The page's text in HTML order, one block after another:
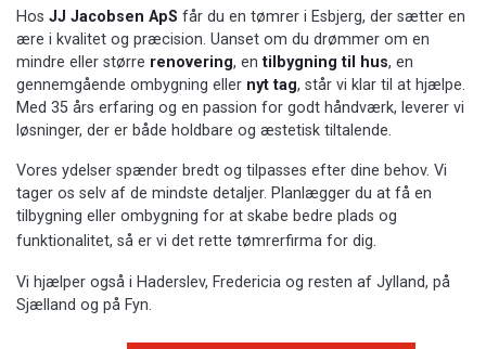
Hos JJ Jacobsen ApS får du en tømrer i Esbjerg, der sætter en
ære i kvalitet og præcision. Uanset om du drømmer om en
mindre eller større renovering, entilbygning til hus, en
gennemgående ombygning eller nyt tag, står vi klar til at hjælpe.
Med 35 års erfaring og en passion for godt håndværk, leverer vi
løsninger, der er både holdbare og æstetisk tiltalende.
Vores ydelser spænder bredt og tilpasses efter dine behov. Vi
tager os selv af de mindste detaljer. Planlægger du at få en
tilbygning eller ombygning for at skabe bedre plads og
funktionalitet, så er vi det rette tømrerfirma for dig.
Vi hjælper også i Haderslev, Fredericia og resten af Jylland, på
Sjælland og på Fyn.